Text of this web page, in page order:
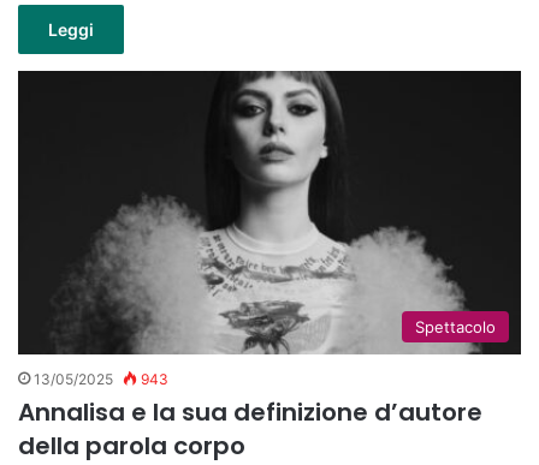
Leggi
Spettacolo
13/05/2025 943
Annalisa e la sua definizione d’autore
della parola corpo